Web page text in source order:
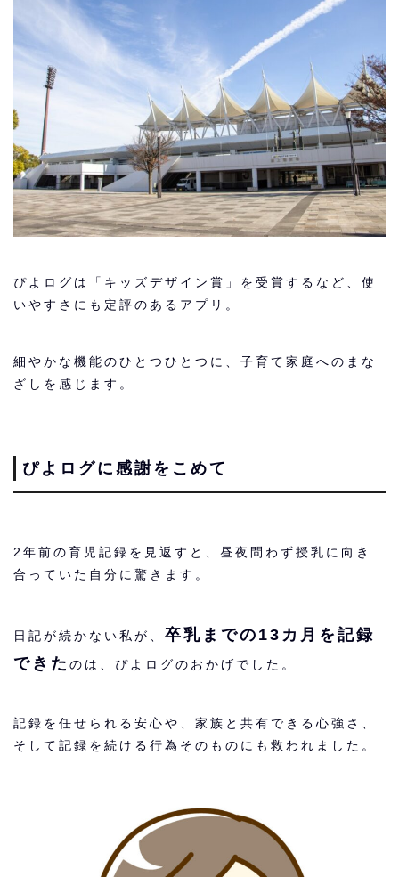
ぴよログは「キッズデザイン賞」を受賞するなど、使
いやすさにも定評のあるアプリ。
細やかな機能のひとつひとつに、子育て家庭へのまな
ざしを感じます。
ぴよログに感謝をこめて
2年前の育児記録を見返すと、昼夜問わず授乳に向き
合っていた自分に驚きます。
日記が続かない私が、 卒乳までの13カ月を記録
できた のは、ぴよログのおかげでした。
記録を任せられる安心や、家族と共有できる心強さ、
そして記録を続ける行為そのものにも救われました。